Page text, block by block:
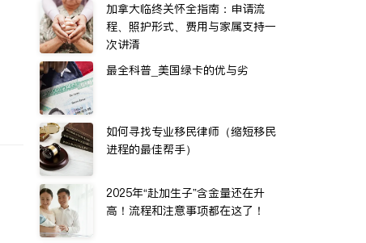
加拿大临终关怀全指南：申请流
程、照护形式、费用与家属支持一
次讲清
最全科普_美国绿卡的优与劣
如何寻找专业移民律师（缩短移民
进程的最佳帮手）
2025年“赴加生子”含金量还在升
高！流程和注意事项都在这了！